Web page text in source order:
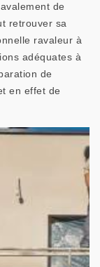
de
retrouver sa
ravaleur à
adéquates à
de
en effet de